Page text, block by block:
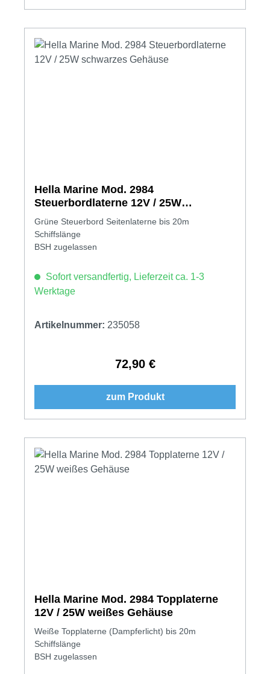
Hella Marine Mod. 2984
Steuerbordlaterne 12V / 25W
schwarzes Gehäuse
Grüne Steuerbord Seitenlaterne bis 20m
Schiffslänge
BSH zugelassen
Sofort versandfertig, Lieferzeit ca. 1-3
Werktage
Artikelnummer: 235058
Regulärer Preis:
72,90 €
zum Produkt
Hella Marine Mod. 2984 Topplaterne
12V / 25W weißes Gehäuse
Weiße Topplaterne (Dampferlicht) bis 20m
Schiffslänge
BSH zugelassen